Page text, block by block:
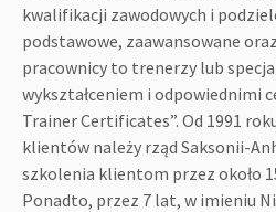
kwalifikacji zawodowych i
podstawowe, zaawansowane
pracownicy to trenerzy lub
wykształceniem i odpowiednimi
Trainer Certificates”. Od 1991
klientów należy rząd Saksonii-
szkolenia klientom przez około
Ponadto, przez 7 lat, w imieniu